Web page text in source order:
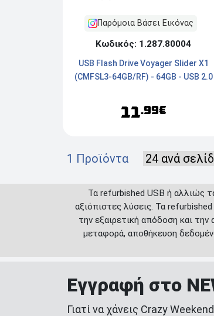
Παρόμοια Βάσει Εικόνας
Κωδικός: 1.287.80004
USB Flash Drive Voyager Slider X1
(CMFSL3-64GB/RF) - 64GB - USB 2.0
11.99€
1 Προϊόντα
Τα refurbished USB ή αλλιώς
αξιόπιστες λύσεις. Τα
την εξαιρετική απόδοση και
μεταφορά, αποθήκευση
Εγγραφή στο
Γιατί να χάνεις Crazy